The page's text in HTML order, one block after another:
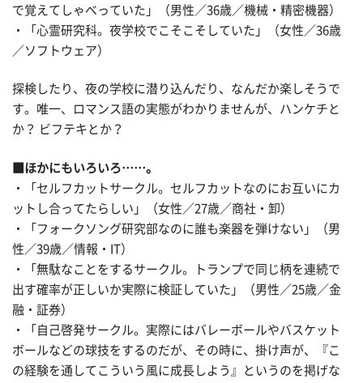
で覚えてしゃべっていた」（男性／36歳／機械・精密機器）
・「心霊研究科。夜学校でこそこそしていた」（女性／36歳
／ソフトウェア）
探検したり、夜の学校に潜り込んだり、なんだか楽しそうで
す。唯一、ロマンス語の実態がわかりませんが、ハンケチと
か？ ビフテキとか？
■ほかにもいろいろ……。
・「セルフカットサークル。セルフカットなのにお互いにカ
ットし合ってたらしい」（女性／27歳／商社・卸）
・「フォークソング研究部なのに誰も楽器を弾けない」（男
性／39歳／情報・IT）
・「無駄なことをするサークル。トランプで同じ柄を連続で
出す確率が正しいか実際に検証していた」（男性／25歳／金
融・証券）
・「自己啓発サークル。実際にはバレーボールやバスケット
ボールなどの球技をするのだが、その時に、掛け声が、『こ
の経験を通してこういう風に成長しよう』というのを掲げな